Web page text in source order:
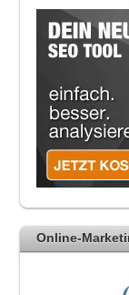
Online-